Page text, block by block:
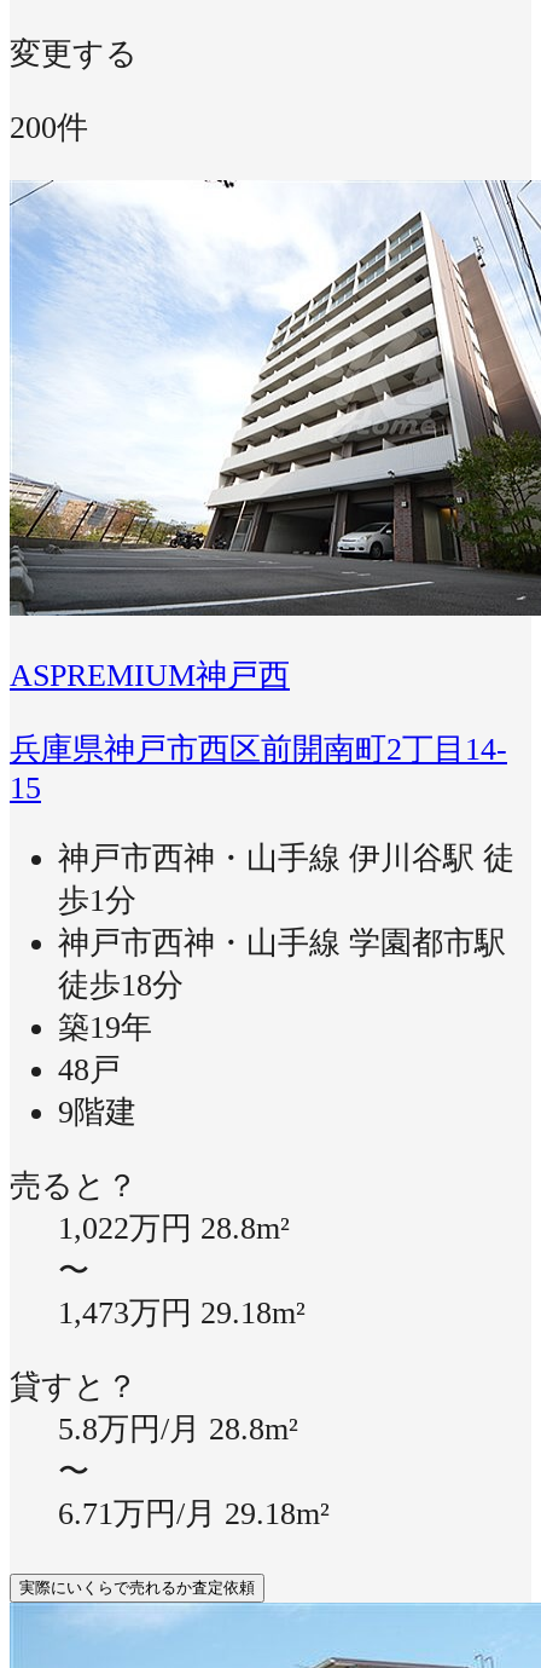
変更する
200件
ASPREMIUM神戸西
兵庫県神戸市西区前開南町2丁目14-
15
神戸市西神・山手線 伊川谷駅 徒
歩1分
神戸市西神・山手線 学園都市駅
徒歩18分
築19年
48戸
9階建
売ると？
1,022万円 28.8m²
〜
1,473万円 29.18m²
貸すと？
5.8万円/月 28.8m²
〜
6.71万円/月 29.18m²
実際にいくらで売れるか査定依頼